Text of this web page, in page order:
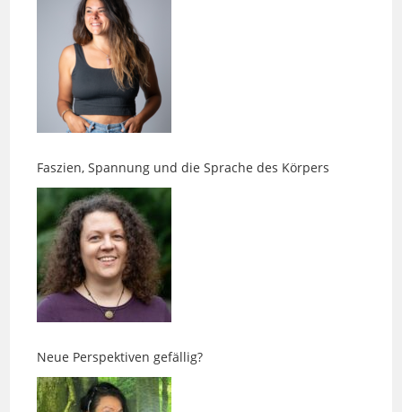
Faszien, Spannung und die Sprache des Körpers
Neue Perspektiven gefällig?